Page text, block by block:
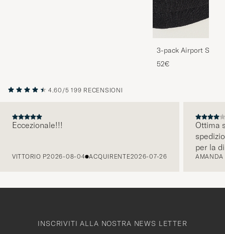
3-pack Airport
Melange
52€
PRECEDENTE
4.60/5 199 RECENSIONI
Eccezionale!!!
VITTORIO P2026-08-04 ACQUIRENTE2026-07-26
Ottima
per la
AMANDA
INSCRIVITI ALLA NOSTRA NEWS LETTER